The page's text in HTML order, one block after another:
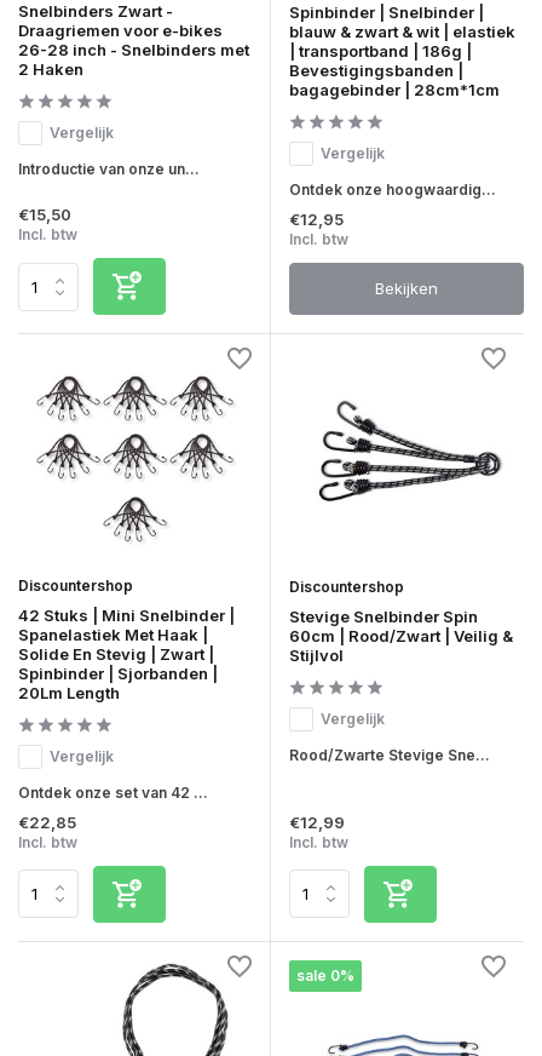
Snelbinders Zwart -
Draagriemen voor e-bikes
26-28 inch - Snelbinders met
2 Haken
Vergelijk
Introductie van onze un...
€15,50
Incl. btw
Spinbinder | Snelbinder |
blauw & zwart & wit | elastiek
| transportband | 186g |
Bevestigingsbanden |
bagagebinder | 28cm*1cm
Vergelijk
Ontdek onze hoogwaardig...
€12,95
Incl. btw
Bekijken
Discountershop
42 Stuks | Mini Snelbinder |
Spanelastiek Met Haak |
Solide En Stevig | Zwart |
Spinbinder | Sjorbanden |
20Lm Length
Vergelijk
Ontdek onze set van 42 ...
€22,85
Incl. btw
Discountershop
Stevige Snelbinder Spin
60cm | Rood/Zwart | Veilig &
Stijlvol
Vergelijk
Rood/Zwarte Stevige Sne...
€12,99
Incl. btw
sale 0%